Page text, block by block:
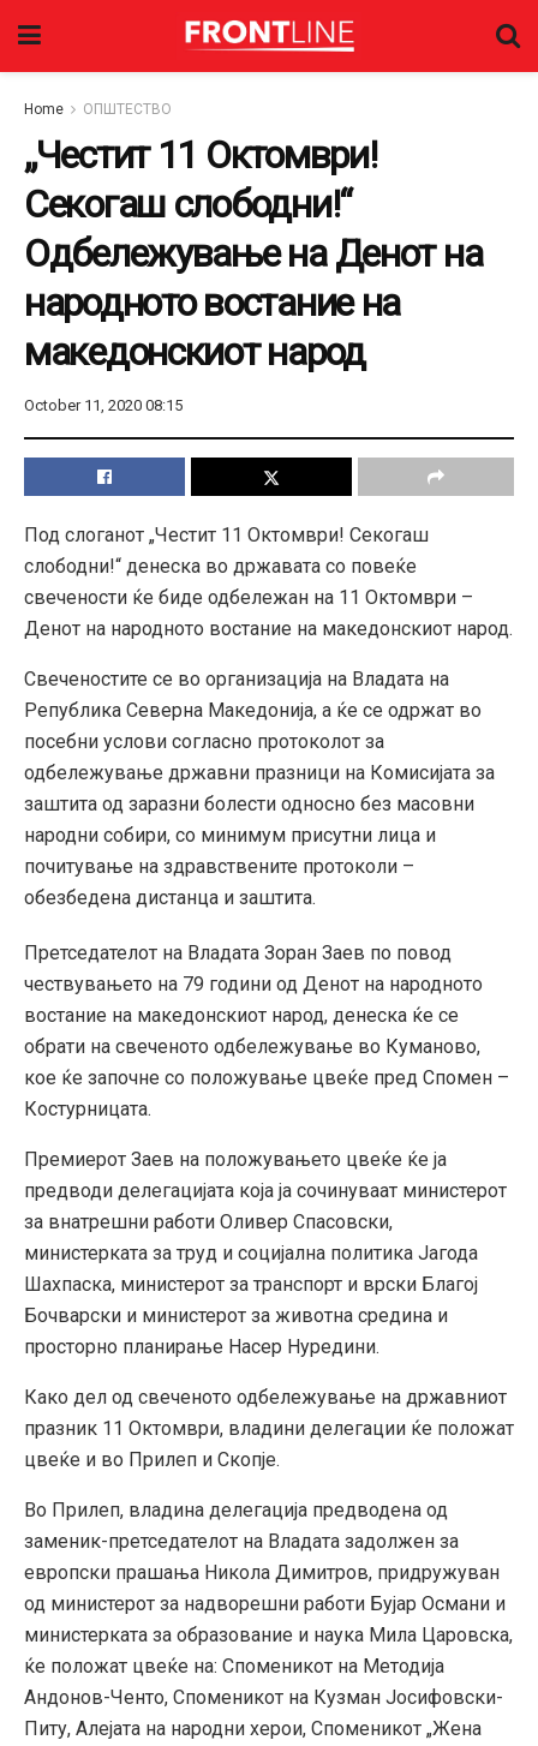
Home ОПШТЕСТВО
„Честит 11 Октомври!
Секогаш слободни!“
Одбележување на Денот на
народното востание на
македонскиот народ
October 11, 2020 08:15
Под слоганот „Честит 11 Октомври! Секогаш
слободни!“ денеска во државата со повеќе
свечености ќе биде одбележан на 11 Октомври –
Денот на народното востание на македонскиот народ.
Свеченостите се во организација на Владата на
Република Северна Македонија, а ќе се одржат во
посебни услови согласно протоколот за
одбележување државни празници на Комисијата за
заштита од заразни болести односно без масовни
народни собири, со минимум присутни лица и
почитување на здравствените протоколи –
обезбедена дистанца и заштита.
Претседателот на Владата Зоран Заев по повод
чествувањето на 79 години од Денот на народното
востание на македонскиот народ, денеска ќе се
обрати на свеченото одбележување во Куманово,
кое ќе започне со положување цвеќе пред Спомен –
Костурницата.
Премиерот Заев на положувањето цвеќе ќе ја
предводи делегацијата која ја сочинуваат министерот
за внатрешни работи Оливер Спасовски,
министерката за труд и социјална политика Јагода
Шахпаска, министерот за транспорт и врски Благој
Бочварски и министерот за животна средина и
просторно планирање Насер Нуредини.
Како дел од свеченото одбележување на државниот
празник 11 Октомври, владини делегации ќе положат
цвеќе и во Прилеп и Скопје.
Во Прилеп, владина делегација предводена од
заменик-претседателот на Владата задолжен за
европски прашања Никола Димитров, придружуван
од министерот за надворешни работи Бујар Османи и
министерката за образование и наука Мила Царовска,
ќе положат цвеќе на: Споменикот на Методија
Андонов-Ченто, Споменикот на Кузман Јосифовски-
Питу, Алејата на народни херои, Споменикот „Жена